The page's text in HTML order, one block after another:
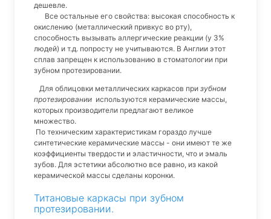
дешевле.
Все остальные его свойства: высокая способность к
окислению (металлический привкус во рту),
способность вызывать аллергические реакции (у 3%
людей) и т.д. попросту не учитываются. В Англии этот
сплав запрещен к использованию в стоматологии при
зубном протезировании.
Для облицовки металлических каркасов при зубном
протезировании используются керамические массы,
которых производители предлагают великое
множество.
По техническим характеристикам гораздо лучше
синтетические керамические массы - они имеют те же
коэффициенты твердости и эластичности, что и эмаль
зубов. Для эстетики абсолютно все равно, из какой
керамической массы сделаны коронки.
Титановые каркасы при зубном
протезировании.